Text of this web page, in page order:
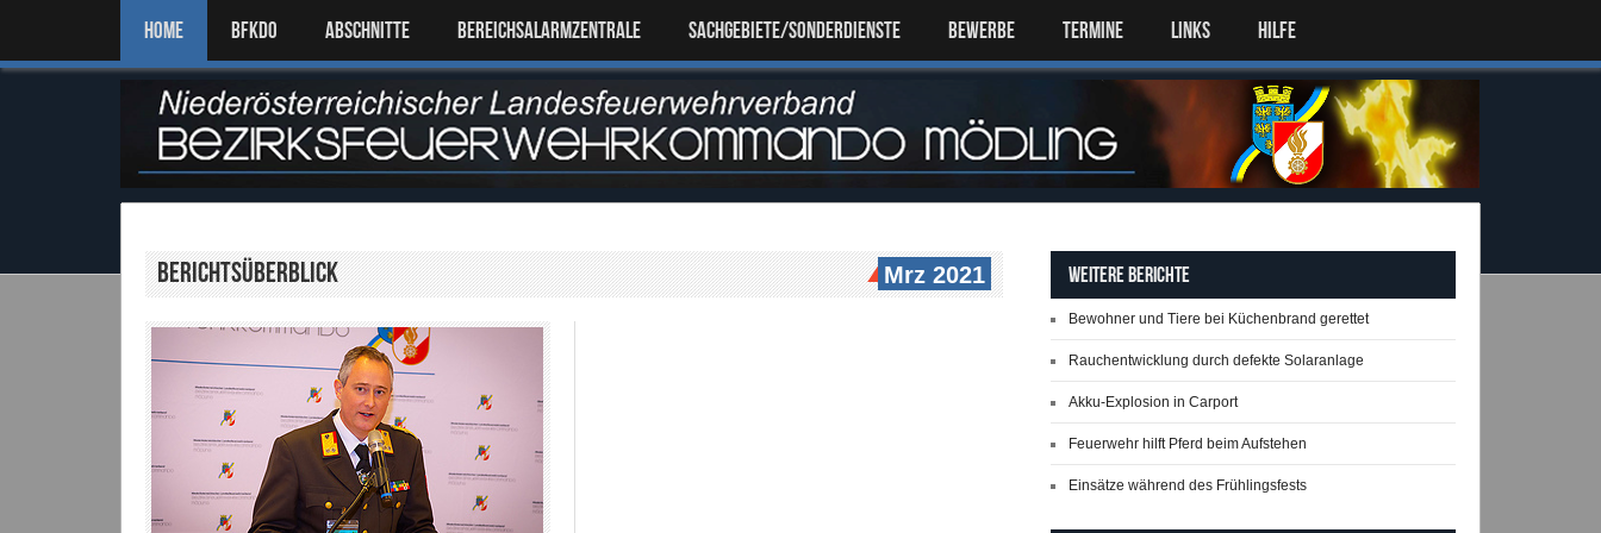
Home BFKDO ABSCHNITTE BEREICHSALARMZENTRALE SACHGEBIETE/SONDERDIENSTE Bewerbe TERMINE LINKS HILFE
Berichtsüberblick Mrz 2021 Weitere Berichte
Bewohner und Tiere bei Küchenbrand gerettet
Rauchentwicklung durch defekte Solaranlage
Akku-Explosion in Carport
Feuerwehr hilft Pferd beim Aufstehen
Einsätze während des Frühlingsfests